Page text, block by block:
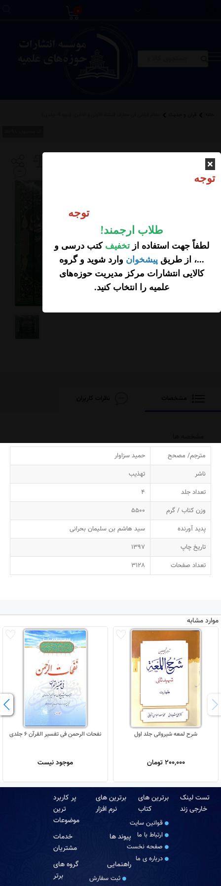
توجه
توجه
طلاب ارجمند!
لطفاً جهت استفاده از تخفیف کتب درسی و
...، از طریق پیشخوان وارد شوید و گروه
کالایی انتشارات مرکز مدیریت حوزه‌های
علمیه را انتخاب کنید.
معالم الزلفی فی معارف
النشاه الاولی و الاخری
عدم موجودی
مترجم/ مصحح
حمید سزاوار
ناشر
تهذیب
تعداد جلد
4
وزن کتاب / گرم
5500
پدید آورنده
سید هاشم بن سلیمان بحرانی
تاریخ چاپ
1397
تعداد صفحات
3128
موارد مشابه
شرح لمعه شیروانی جلد اول
200,000 تومان
نفحات الرحمن فی تفسیر القرآن 6 جلدی
موجود نیست
تست لینک
خارجی زند
برترین های
کتاب
قوانین سایت
ارتباط با ما
صفحه نخست
درباره‏ ی ما
برترین های
نرم افزار
پر کاربرد
ترین
موضوعات
پیوند ها
خدمات
مشتریان
راهنمایی
ثبت سفارش
گروه های
برتر